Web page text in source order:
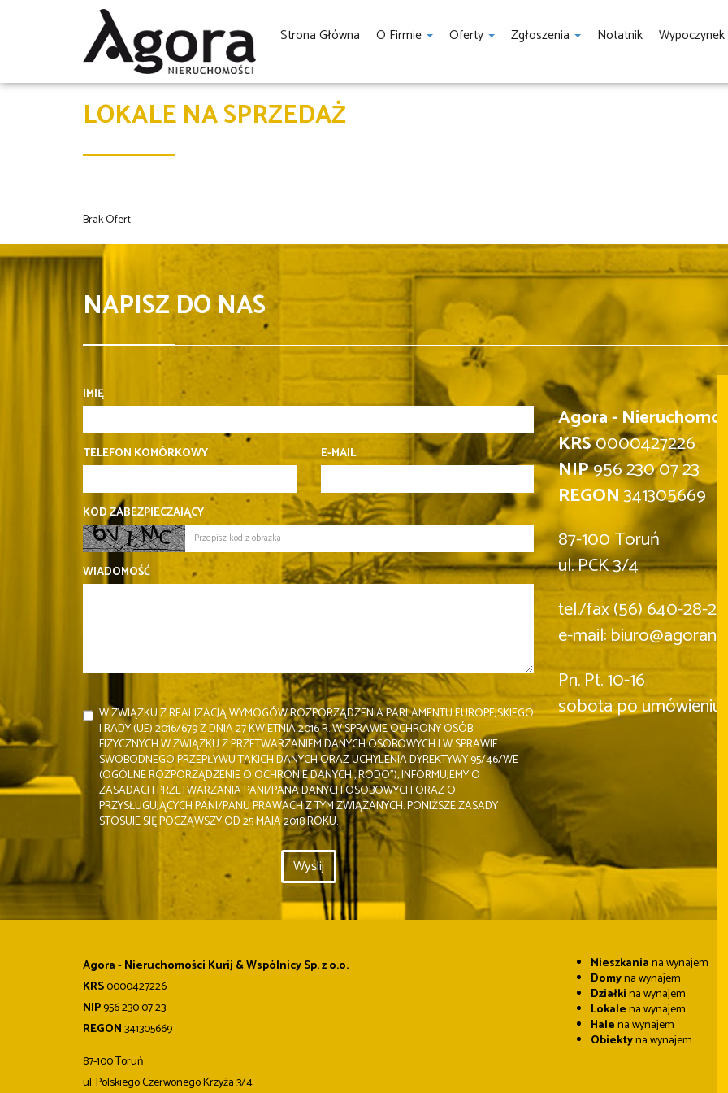
Strona Główna O Firmie Oferty Zgłoszenia Notatnik Wypoczynek
LOKALE NA SPRZEDAŻ
Brak Ofert
NAPISZ DO NAS
IMIĘ
TELEFON KOMÓRKOWY E-MAIL
KOD ZABEZPIECZAJĄCY
WIADOMOŚĆ
W ZWIĄZKU Z REALIZACJĄ WYMOGÓW ROZPORZĄDZENIA PARLAMENTU EUROPEJSKIEGO
I RADY (UE) 2016/679 Z DNIA 27 KWIETNIA 2016 R. W SPRAWIE OCHRONY OSÓB
FIZYCZNYCH W ZWIĄZKU Z PRZETWARZANIEM DANYCH OSOBOWYCH I W SPRAWIE
SWOBODNEGO PRZEPŁYWU TAKICH DANYCH ORAZ UCHYLENIA DYREKTYWY 95/46/WE
(OGÓLNE ROZPORZĄDZENIE O OCHRONIE DANYCH „RODO”), INFORMUJEMY O
ZASADACH PRZETWARZANIA PANI/PANA DANYCH OSOBOWYCH ORAZ O
PRZYSŁUGUJĄCYCH PANI/PANU PRAWACH Z TYM ZWIĄZANYCH. PONIŻSZE ZASADY
STOSUJE SIĘ POCZĄWSZY OD 25 MAJA 2018 ROKU.
Agora -
KRS0000427226
NIP956 230 07 23
REGON341305669
87-100 Toruń
ul. PCK 3/4
tel./fax (56) 640-28-22
e-mail:
Pn. Pt. 10-16
sobota po
Agora - Nieruchomości Kurij & Wspólnicy Sp. z o.o.
KRS0000427226
NIP956 230 07 23
REGON341305669
87-100 Toruń
ul. Polskiego Czerwonego Krzyża 3/4
Mieszkaniana wynajem
Domyna wynajem
Działkina wynajem
Lokalena wynajem
Halena wynajem
Obiektyna wynajem